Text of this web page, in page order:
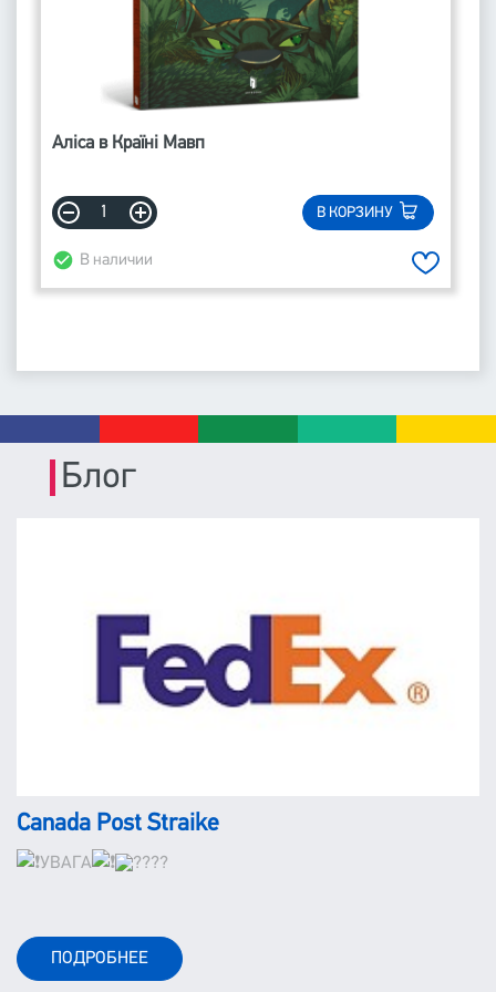
Аліса в Країні Мавп
В КОРЗИНУ
В наличии
Блог
Canada Post Straike
УВАГА
ПОДРОБНЕЕ